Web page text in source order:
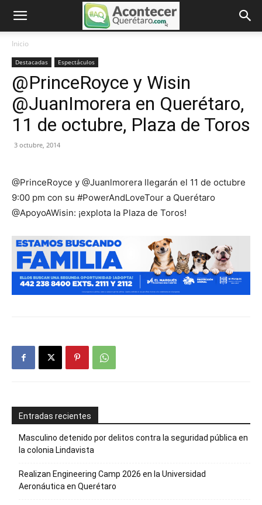
Inicio
Destacadas Espectáculos
@PrinceRoyce y Wisin
@JuanImorera en Querétaro,
11 de octubre, Plaza de Toros
3 octubre, 2014
@PrinceRoyce y @Juanlmorera llegarán el 11 de octubre
9:00 pm con su #PowerAndLoveTour a Querétaro
@ApoyoAWisin: ¡explota la Plaza de Toros!
Entradas recientes
Masculino detenido por delitos contra la seguridad pública en
la colonia Lindavista
Realizan Engineering Camp 2026 en la Universidad
Aeronáutica en Querétaro